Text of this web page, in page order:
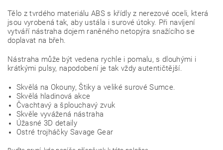
Tělo z tvrdého materiálu ABS s křídly z nerezové oceli, která
jsou vyrobená tak, aby ustála i surové útoky. Při navíjení
vytváří nástraha dojem raněného netopýra snažícího se
doplavat na břeh.
Nástraha může být vedena rychle i pomalu, s dlouhými i
krátkými pulsy, napodobení je tak vždy autentičtější.
Skvělá na Okouny, Štiky a veliké surové Sumce.
Skvělá hladinová akce
Čvachtavý a šplouchavý zvuk
Skvěle vyvážená nástraha
Úžasné 3D detaily
Ostré trojháčky Savage Gear